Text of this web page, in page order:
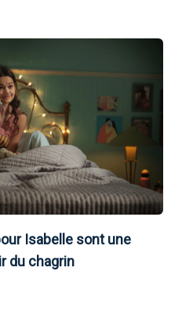
Isabelle sont une
du chagrin